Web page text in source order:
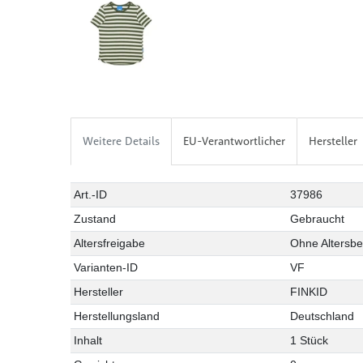
Weitere Details EU-Verantwortlicher Hersteller
Art.-ID
37986
Zustand
Gebraucht
Altersfreigabe
Ohne
Varianten-ID
VF
Hersteller
FINKID
Herstellungsland
Deutschland
Inhalt
1 Stück